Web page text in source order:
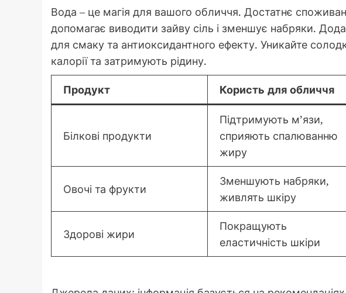
Вода – це магія для вашого обличчя. Достатнє
допомагає виводити зайву сіль і зменшує набряки.
для смаку та антиоксидантного ефекту. Уникайте
калорії та затримують рідину.
Продукт Користь для обличчя
Білкові продукти
Підтримують м’язи,
сприяють спалюванню
жиру
Овочі та фрукти
Зменшують набряки,
живлять шкіру
Здорові жири
Покращують
еластичність шкіри